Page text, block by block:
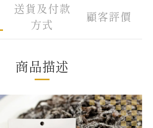
送貨及付款
方式
顧客評價
商品描述